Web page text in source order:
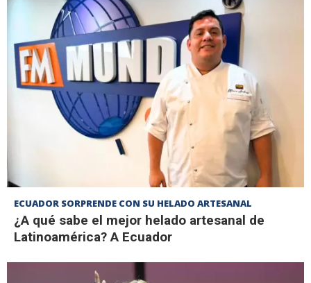
ECUADOR SORPRENDE CON SU HELADO ARTESANAL
¿A qué sabe el mejor helado artesanal de
Latinoamérica? A Ecuador